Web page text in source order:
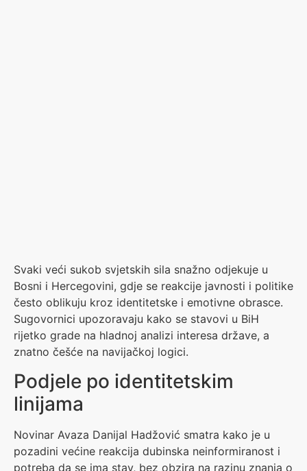
Svaki veći sukob svjetskih sila snažno odjekuje u
Bosni i Hercegovini, gdje se reakcije javnosti i politike
često oblikuju kroz identitetske i emotivne obrasce.
Sugovornici upozoravaju kako se stavovi u BiH
rijetko grade na hladnoj analizi interesa države, a
znatno češće na navijačkoj logici.
Podjele po identitetskim
linijama
Novinar Avaza Danijal Hadžović smatra kako je u
pozadini većine reakcija dubinska neinformiranost i
potreba da se ima stav, bez obzira na razinu znanja o